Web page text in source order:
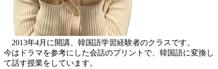
2013年4月に開講、韓国語学習経験者のクラスです。
今はドラマを参考にした会話のプリントで、韓国語に変換し
て話す授業をしています。